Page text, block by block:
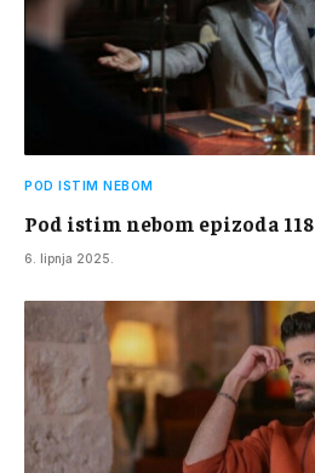
POD ISTIM NEBOM
Pod istim nebom epizoda 118
6. lipnja 2025.